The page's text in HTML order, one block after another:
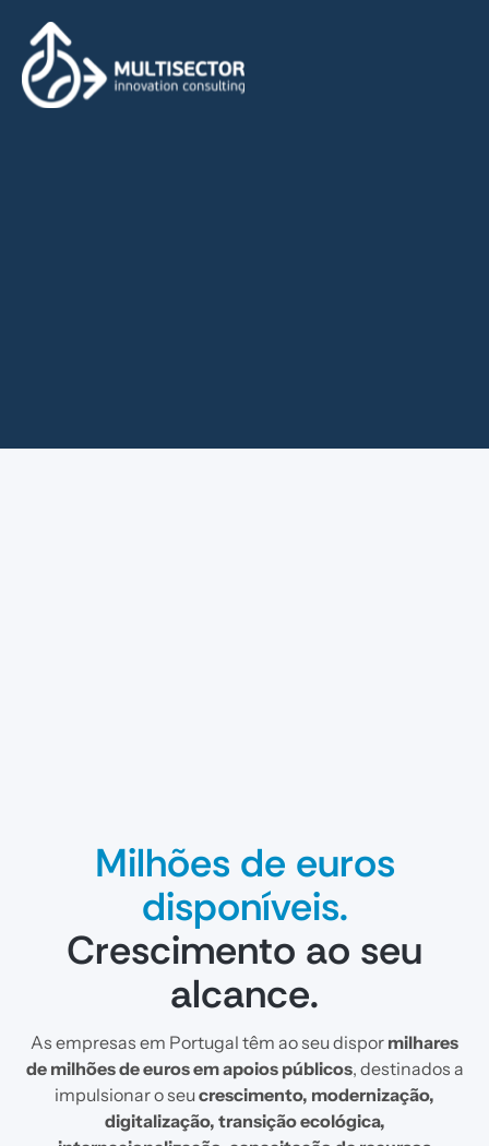
Milhões de euros
disponíveis.
Crescimento ao seu
alcance.
As empresas em Portugal têm ao seu dispor milhares
de milhões de euros em apoios públicos, destinados a
impulsionar o seucrescimento, modernização,
digitalização, transição ecológica,